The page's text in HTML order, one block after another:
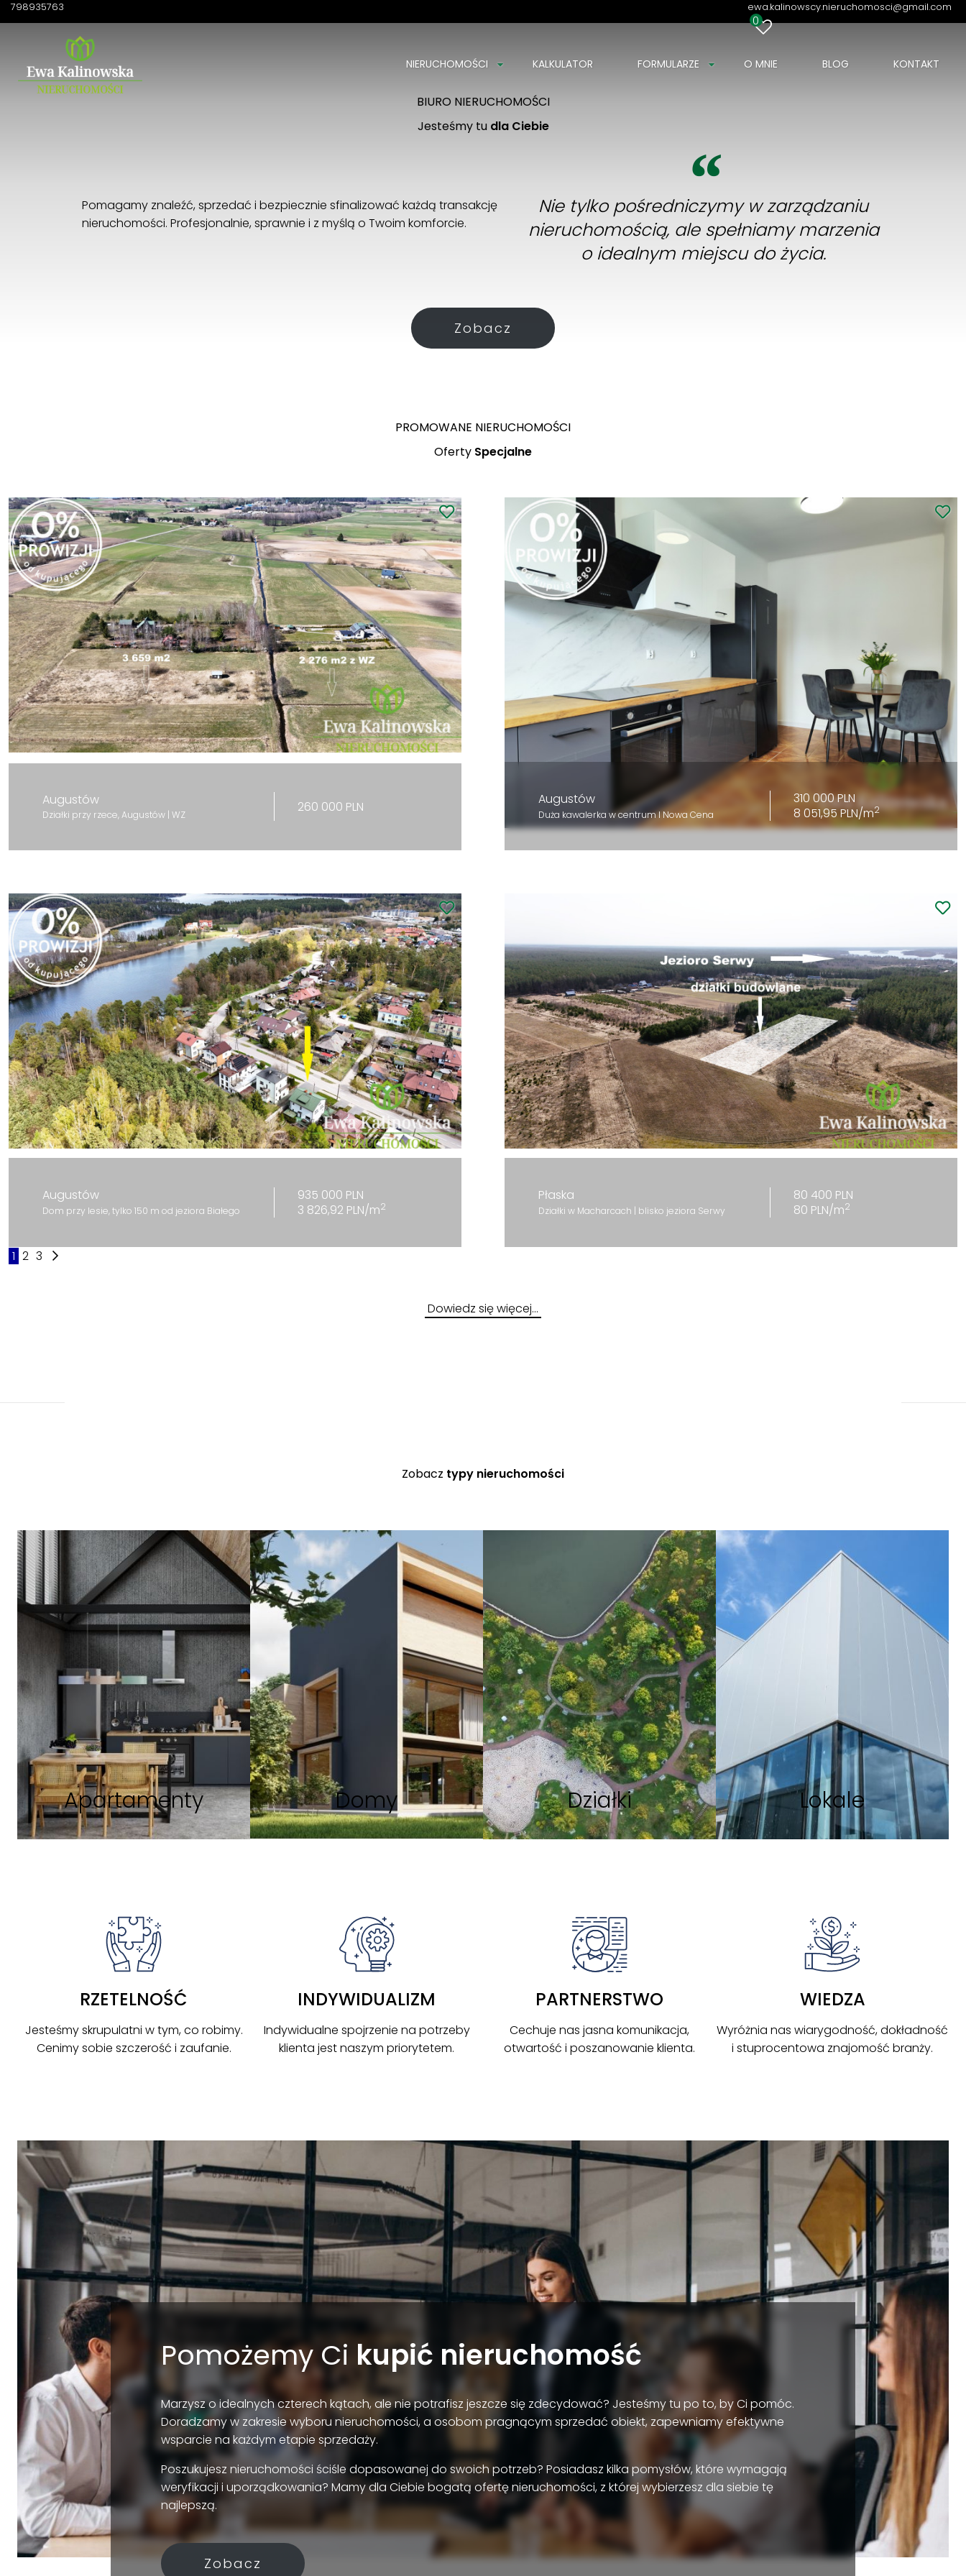
798935763 ewa.kalinowscy.nieruchomosci@gmail.com
0
NIERUCHOMOŚCI KALKULATOR FORMULARZE O MNIE BLOG KONTAKT
Znajdź swój dom z nami
BIURO NIERUCHOMOŚCI
Jesteśmy tu dla Ciebie
Pomagamy znaleźć, sprzedać i bezpiecznie sfinalizować każdą transakcję
nieruchomości. Profesjonalnie, sprawnie i z myślą o Twoim komforcie.
Nie tylko pośredniczymy w zarządzaniu
nieruchomością, ale spełniamy marzenia
o idealnym miejscu do życia.
Zobacz
PROMOWANE NIERUCHOMOŚCI
Oferty Specjalne
Augustów
Działki przy rzece, Augustów | WZ 260 000 PLN Augustów
Duża kawalerka w centrum I Nowa Cena
310 000 PLN
8 051,95 PLN/m2
Augustów
Dom przy lesie, tylko 150 m od jeziora Białego
935 000 PLN
3 826,92 PLN/m2
Płaska
Działki w Macharcach | blisko jeziora Serwy
80 400 PLN
80 PLN/m2
1 2 3
Dowiedz się więcej…
Zobacz typy nieruchomości
Apartamenty Domy Działki Lokale
RZETELNOŚĆ
Jesteśmy skrupulatni w tym, co robimy.
Cenimy sobie szczerość i zaufanie.
INDYWIDUALIZM
Indywidualne spojrzenie na potrzeby
klienta jest naszym priorytetem.
PARTNERSTWO
Cechuje nas jasna komunikacja,
otwartość i poszanowanie klienta.
WIEDZA
Wyróżnia nas wiarygodność, dokładność
i stuprocentowa znajomość branży.
Pomożemy Ci kupić nieruchomość
Marzysz o idealnych czterech kątach, ale nie potrafisz jeszcze się zdecydować? Jesteśmy tu po to, by Ci pomóc.
Doradzamy w zakresie wyboru nieruchomości, a osobom pragnącym sprzedać obiekt, zapewniamy efektywne
wsparcie na każdym etapie sprzedaży.
Poszukujesz nieruchomości ściśle dopasowanej do swoich potrzeb? Posiadasz kilka pomysłów, które wymagają
weryfikacji i uporządkowania? Mamy dla Ciebie bogatą ofertę nieruchomości, z której wybierzesz dla siebie tę
najlepszą.
Zobacz